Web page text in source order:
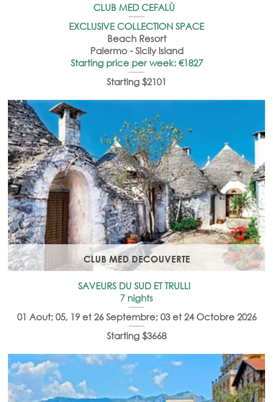
CLUB MED CEFALÙ
EXCLUSIVE COLLECTION SPACE
Beach Resort
Palermo - Sicily Island
Starting price per week: €1827
Starting $2101
CLUB MED DECOUVERTE
SAVEURS DU SUD ET TRULLI
7 nights
01 Aout; 05, 19 et 26 Septembre; 03 et 24 Octobre 2026
Starting $3668